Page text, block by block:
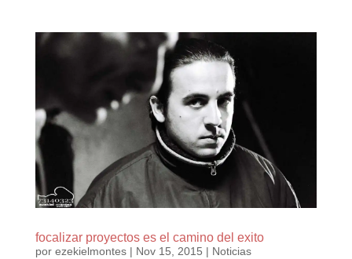
focalizar proyectos es el camino del exito
por ezekielmontes| Nov 15, 2015 | Noticias